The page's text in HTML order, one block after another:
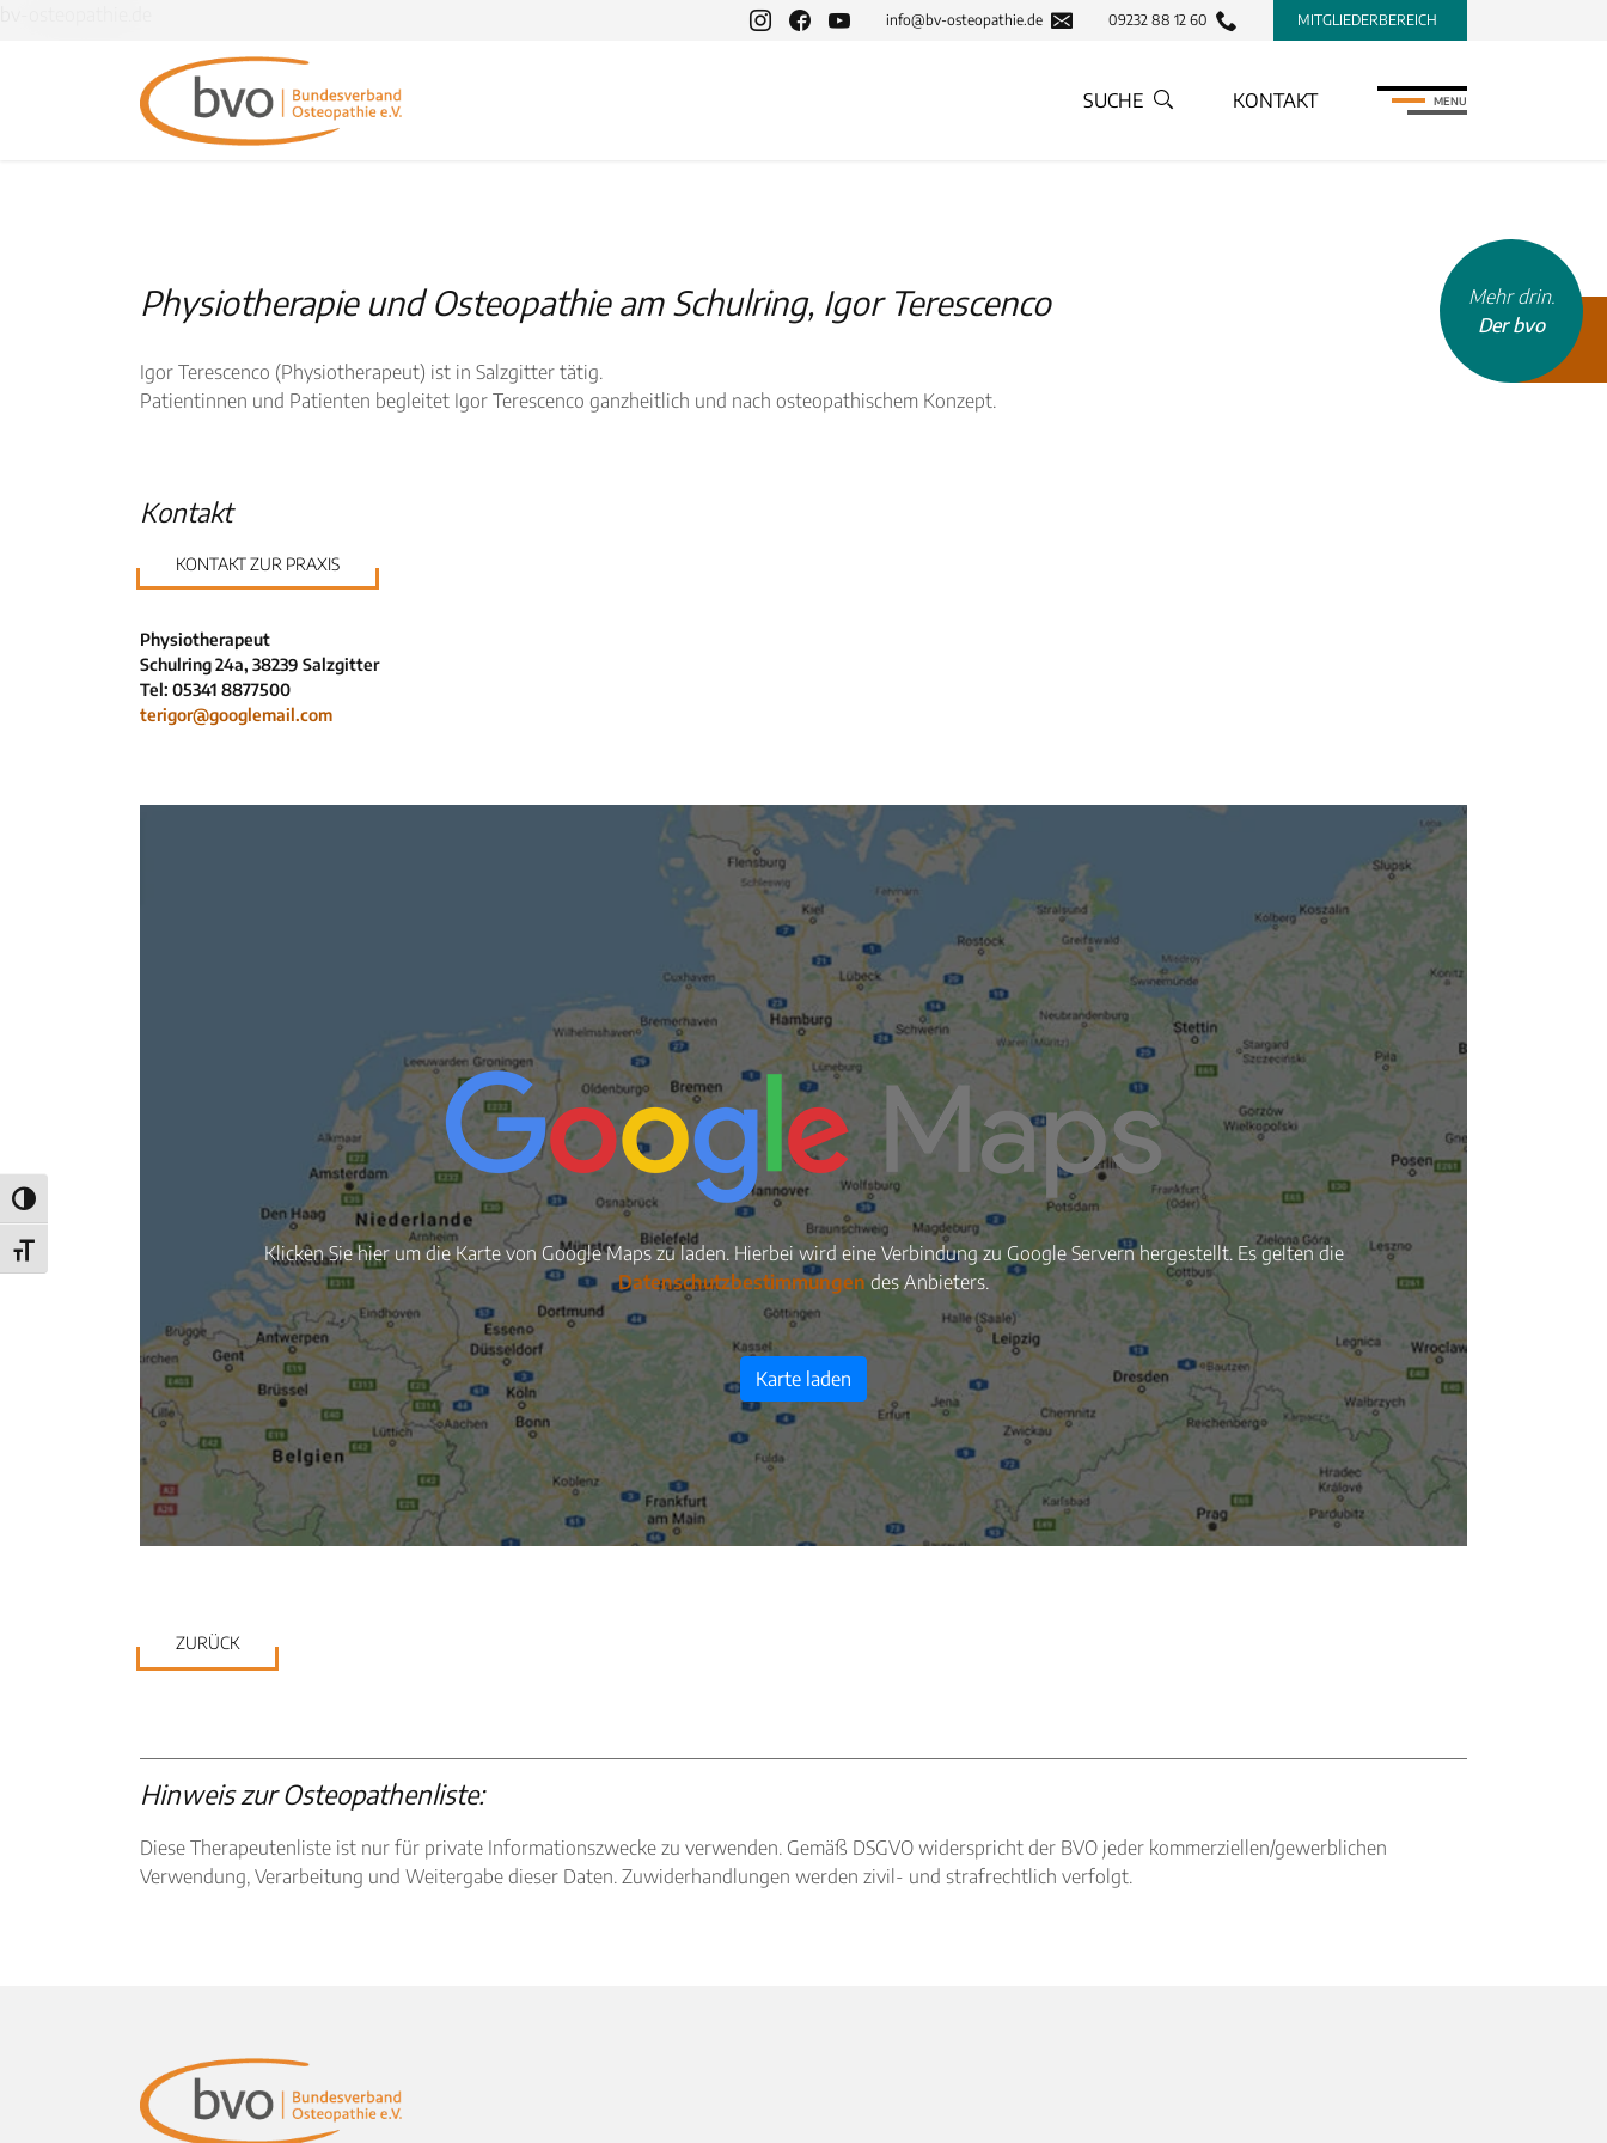
Umschalten auf hohe Kontraste
Schrift vergrößern
info@bv-osteopathie.de 09232 88 12 60 MITGLIEDERBEREICH
SUCHE KONTAKT MENU
Physiotherapie und Osteopathie am Schulring, Igor Terescenco
Igor Terescenco (Physiotherapeut) ist in Salzgitter tätig.
Patientinnen und Patienten begleitet Igor Terescenco ganzheitlich und nach osteopathischem Konzept.
Kontakt
KONTAKT ZUR PRAXIS
Physiotherapeut
Schulring 24a, 38239 Salzgitter
Tel: 05341 8877500
terigor@googlemail.com
Klicken Sie hier um die Karte von Google Maps zu laden. Hierbei wird eine Verbindung zu Google Servern hergestellt. Es gelten die
Datenschutzbestimmungendes Anbieters.
Karte laden
ZURÜCK
Hinweis zur Osteopathenliste:
Diese Therapeutenliste ist nur für private Informationszwecke zu verwenden. Gemäß DSGVO widerspricht der BVO jeder kommerziellen/gewerblichen
Verwendung, Verarbeitung und Weitergabe dieser Daten. Zuwiderhandlungen werden zivil- und strafrechtlich verfolgt.
Mehr drin.
Der bvo